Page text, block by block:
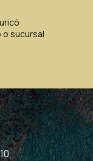
o sucursal